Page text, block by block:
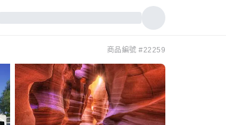
商品編號 #22259